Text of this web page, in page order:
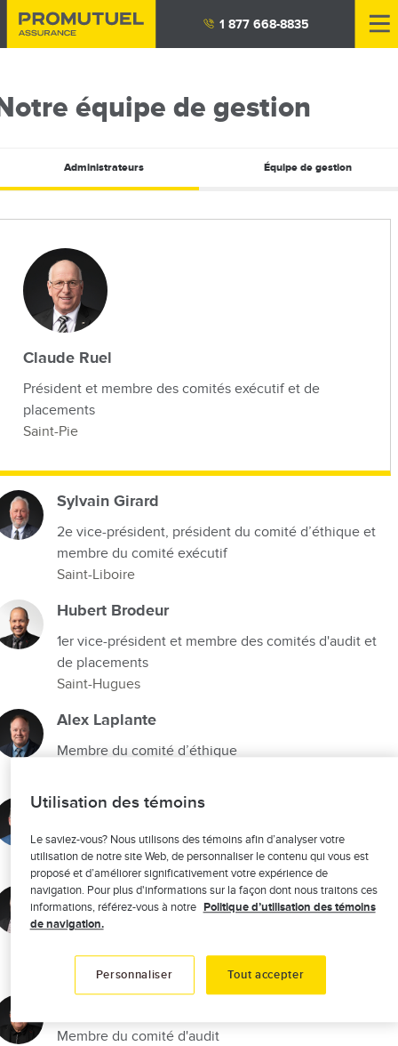
Aller
1 877 668-8835
équipe de gestion
Administrateurs Équipe de gestion
Claude Ruel
Président et membre des comités exécutif et de
placements
Saint-Pie
Sylvain Girard
2e vice-président, président du comité d’éthique et
membre du comité exécutif
Saint-Liboire
Hubert Brodeur
1er vice-président et membre des comités d'audit et
de placements
Saint-Hugues
Alex Laplante
Membre du comité d’éthique
Pierre Cloutier
Membre du comité d’audit
Saint-Hyacinthe
Gaétan Jodoin
Président du comité de placements et membre du
St-Damase
Membre du comité d'audit
Utilisation des témoins
Le saviez-vous? Nous utilisons des témoins afin d’analyser votre
utilisation de notre site Web, de personnaliser le contenu qui vous est
proposé et d’améliorer significativement votre expérience de
navigation. Pour plus d'informations sur la façon dont nous traitons ces
informations, référez-vous à notre Politique d’utilisation des témoins
de navigation.
Personnaliser Tout accepter